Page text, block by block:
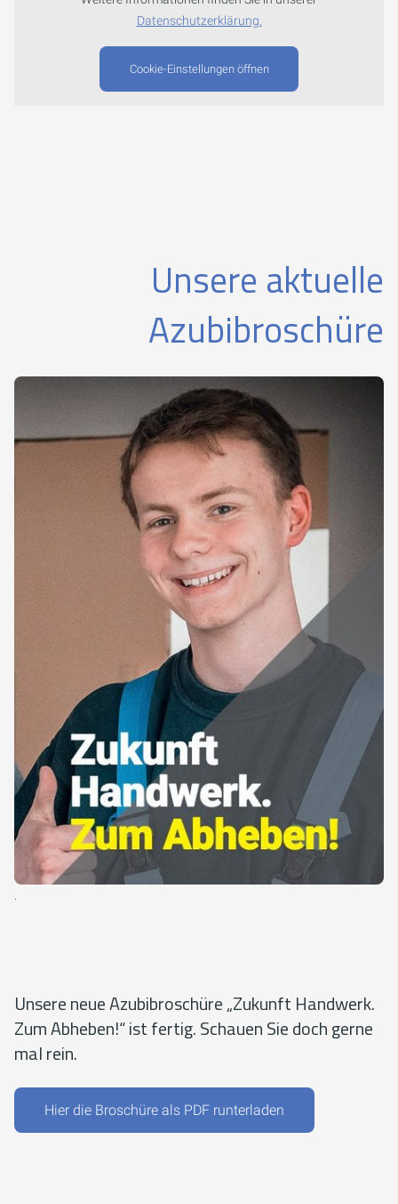
Datenschutzerklärung.
Cookie-Einstellungen öffnen
Unsere aktuelle
Azubibroschüre
Unsere neue Azubibroschüre „Zukunft Handwerk.
Zum Abheben!“ ist fertig. Schauen Sie doch gerne
mal rein.
Hier die Broschüre als PDF runterladen